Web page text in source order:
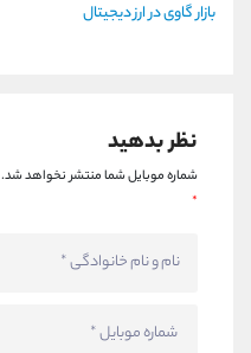
بازار گاوی در ارز دیجیتال
نظر بدهید
شماره موبایل شما منتشر نخواهد شد.
*